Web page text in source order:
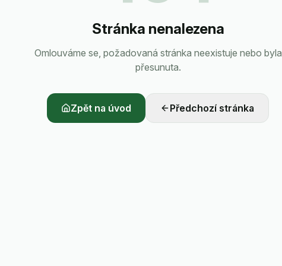
Stránka nenalezena
Omlouváme se, požadovaná stránka neexistuje nebo byla
přesunuta.
Zpět na úvod Předchozí stránka